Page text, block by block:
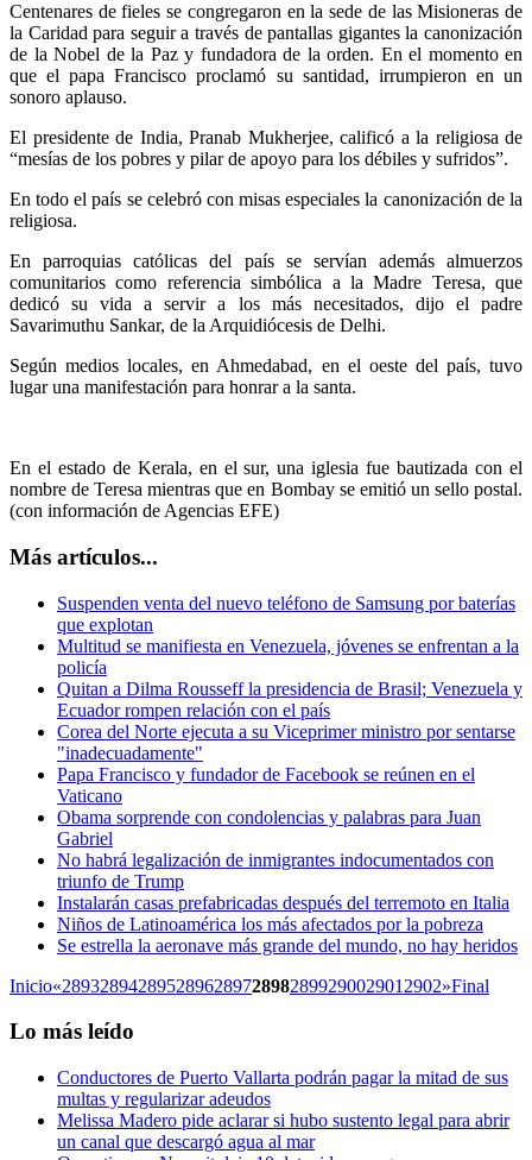
Centenares de fieles se congregaron en la sede de las Misioneras de
la Caridad para seguir a través de pantallas gigantes la canonización
de la Nobel de la Paz y fundadora de la orden. En el momento en
que el papa Francisco proclamó su santidad, irrumpieron en un
sonoro aplauso.
El presidente de India, Pranab Mukherjee, calificó a la religiosa de
“mesías de los pobres y pilar de apoyo para los débiles y sufridos”.
En todo el país se celebró con misas especiales la canonización de la
religiosa.
En parroquias católicas del país se servían además almuerzos
comunitarios como referencia simbólica a la Madre Teresa, que
dedicó su vida a servir a los más necesitados, dijo el padre
Savarimuthu Sankar, de la Arquidiócesis de Delhi.
Según medios locales, en Ahmedabad, en el oeste del país, tuvo
lugar una manifestación para honrar a la santa.
En el estado de Kerala, en el sur, una iglesia fue bautizada con el
nombre de Teresa mientras que en Bombay se emitió un sello postal.
(con información de Agencias EFE)
Más artículos...
Suspenden venta del nuevo teléfono de Samsung por baterías
que explotan
Multitud se manifiesta en Venezuela, jóvenes se enfrentan a la
policía
Quitan a Dilma Rousseff la presidencia de Brasil; Venezuela y
Ecuador rompen relación con el país
Corea del Norte ejecuta a su Viceprimer ministro por sentarse
"inadecuadamente"
Papa Francisco y fundador de Facebook se reúnen en el
Vaticano
Obama sorprende con condolencias y palabras para Juan
Gabriel
No habrá legalización de inmigrantes indocumentados con
triunfo de Trump
Instalarán casas prefabricadas después del terremoto en Italia
Niños de Latinoamérica los más afectados por la pobreza
Se estrella la aeronave más grande del mundo, no hay heridos
Inicio«289328942895289628972898289929002901 2902»Final
Lo más leído
Conductores de Puerto Vallarta podrán pagar la mitad de sus
multas y regularizar adeudos
Melissa Madero pide aclarar si hubo sustento legal para abrir
un canal que descargó agua al mar